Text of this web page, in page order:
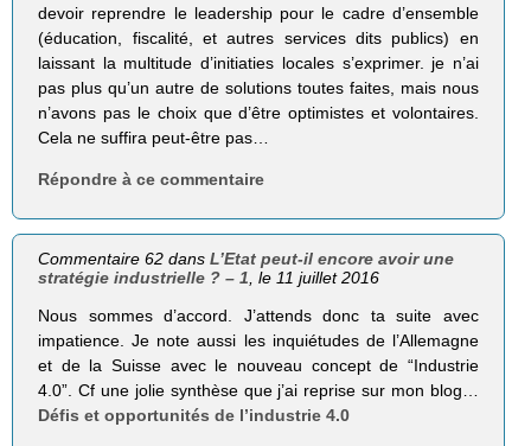
devoir reprendre le leadership pour le cadre d’ensemble
(éducation, fiscalité, et autres services dits publics) en
laissant la multitude d’initiaties locales s’exprimer. je n’ai
pas plus qu’un autre de solutions toutes faites, mais nous
n’avons pas le choix que d’être optimistes et volontaires.
Cela ne suffira peut-être pas…
Répondre à ce commentaire
Commentaire 62 dansL’Etat peut-il encore avoir une
stratégie industrielle ? – 1, le 11 juillet 2016
Nous sommes d’accord. J’attends donc ta suite avec
impatience. Je note aussi les inquiétudes de l’Allemagne
et de la Suisse avec le nouveau concept de “Industrie
4.0”. Cf une jolie synthèse que j’ai reprise sur mon blog…
Défis et opportunités de l’industrie 4.0